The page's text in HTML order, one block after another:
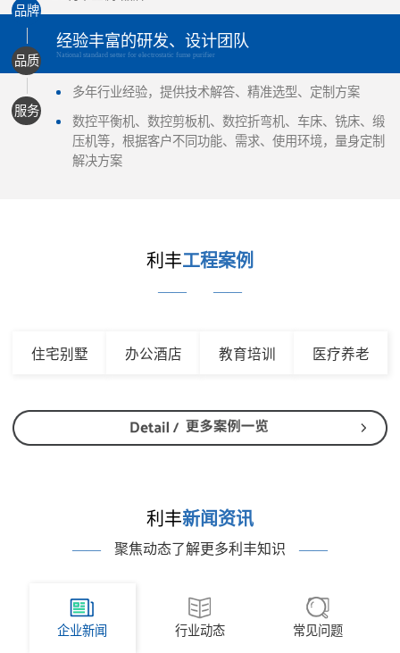
品牌
品质
服务
经验丰富的研发、设计团队
National standard setter for electrostatic fume purifier
多年行业经验，提供技术解答、精准选型、定制方案
数控平衡机、数控剪板机、数控折弯机、车床、铣床、缎
压机等，根据客户不同功能、需求、使用环境，量身定制
解决方案
利丰工程案例
—— ——
住宅别墅 办公酒店 教育培训 医疗养老
利丰新闻资讯
—— 聚焦动态了解更多利丰知识 ——
企业新闻 行业动态 常见问题